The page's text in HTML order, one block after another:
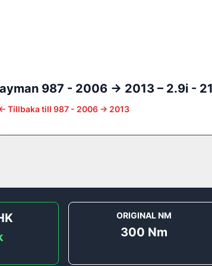
987 - 2006 -> 2013 – 2.9i -
Tillbaka till 987 - 2006 -> 2013
ORIGINAL NM
300 Nm